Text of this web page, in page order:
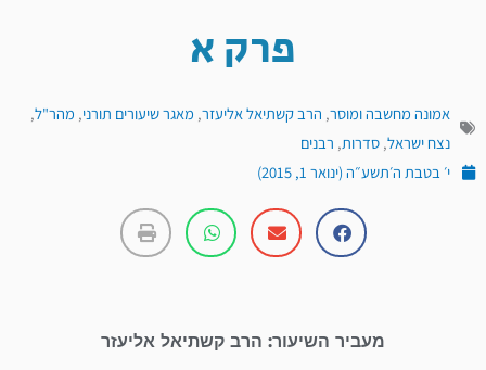
פרק א
אמונה מחשבה ומוסר, הרב קשתיאל אליעזר, מאגר שיעורים תורני, מהר"ל,
נצח ישראל, סדרות, רבנים
י׳ בטבת ה׳תשע״ה (ינואר 1, 2015)
מעביר השיעור: הרב קשתיאל אליעזר